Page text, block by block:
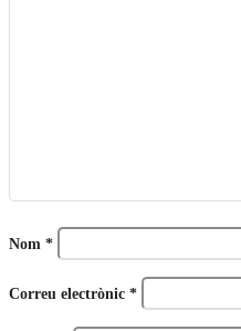
Nom *
Correu electrònic *